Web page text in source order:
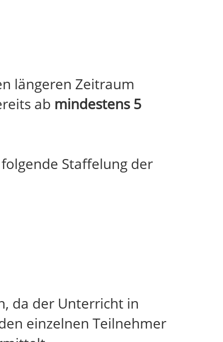
längeren Zeitraum
ab mindestens 5
Staffelung der
da der Unterricht in
einzelnen Teilnehmer